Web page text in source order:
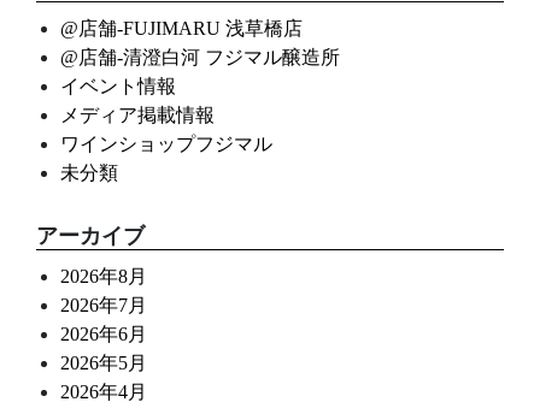
@店舗-FUJIMARU 浅草橋店
@店舗-清澄白河 フジマル醸造所
イベント情報
メディア掲載情報
ワインショップフジマル
未分類
アーカイブ
2026年8月
2026年7月
2026年6月
2026年5月
2026年4月